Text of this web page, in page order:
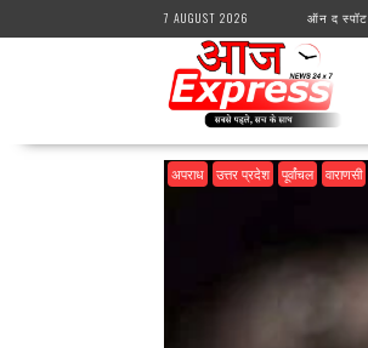
to
7 AUGUST 2026 ऑन द स्पॉट
अपराध उत्तर प्रदेश पूर्वांचल वाराणसी